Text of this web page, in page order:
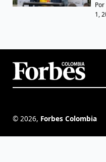
Por
1,
© 2026, Forbes Colombia